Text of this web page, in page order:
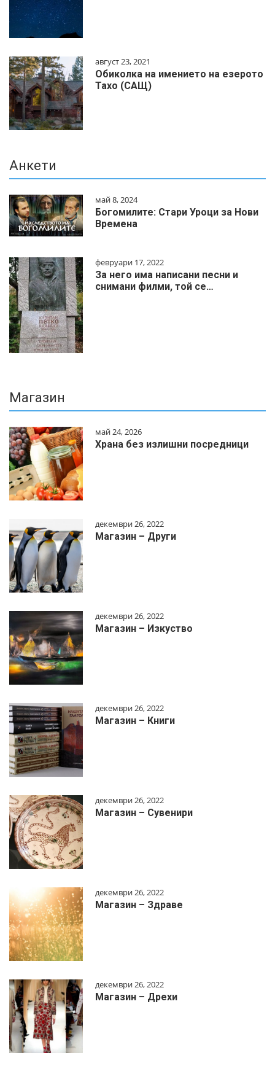
август 23, 2021
Обиколка на имението на езерото
Тахо (САЩ)
Анкети
май 8, 2024
Богомилите: Стари Уроци за Нови
Времена
февруари 17, 2022
За него има написани песни и
снимани филми, той се…
Магазин
май 24, 2026
Храна без излишни посредници
декември 26, 2022
Магазин – Други
декември 26, 2022
Магазин – Изкуство
декември 26, 2022
Магазин – Книги
декември 26, 2022
Магазин – Сувенири
декември 26, 2022
Магазин – Здраве
декември 26, 2022
Магазин – Дрехи